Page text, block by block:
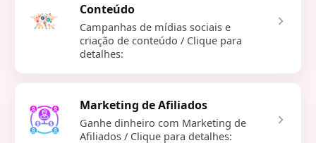
Conteúdo
Campanhas de mídias sociais e
criação de conteúdo / Clique para
detalhes:
Marketing de Afiliados
Ganhe dinheiro com Marketing de
Afiliados / Clique para detalhes: